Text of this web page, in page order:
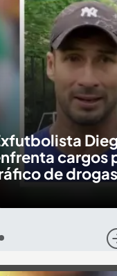
cargos
de drogas
2